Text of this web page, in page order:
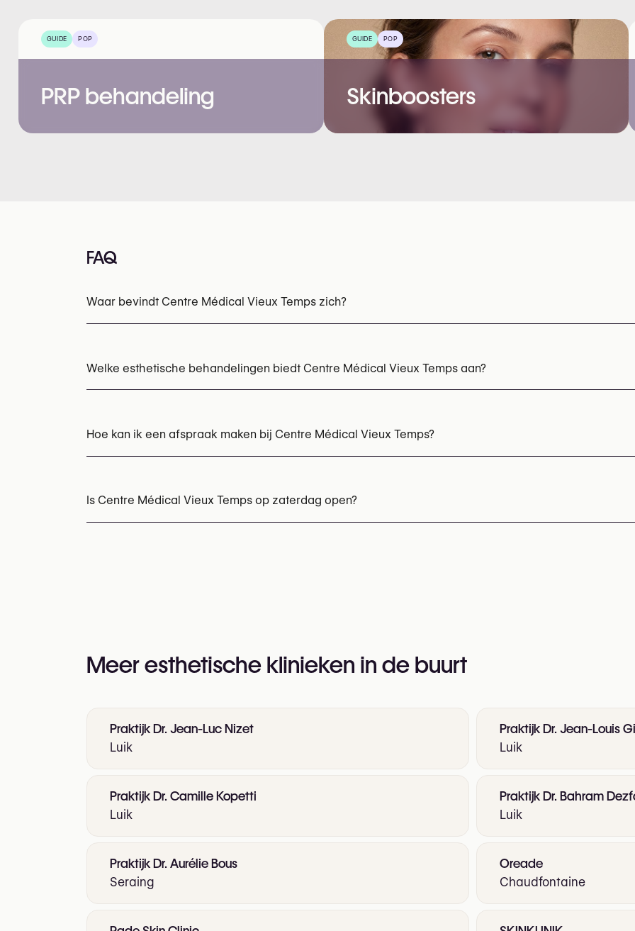
GUIDE POP
PRP behandeling
GUIDE POP
Skinboosters
FAQ
Waar bevindt Centre Médical Vieux Temps zich?
Welke esthetische behandelingen biedt Centre Médical Vieux Temps aan?
Hoe kan ik een afspraak maken bij Centre Médical Vieux Temps?
U kunt ook hun website bezoeken voor meer informatie:
Is Centre Médical Vieux Temps op zaterdag open?
Meer esthetische klinieken in de buurt
Praktijk Dr. Jean-Luc Nizet
Luik
Praktijk Dr. Jean-Louis
Luik
Praktijk Dr. Camille Kopetti
Luik
Praktijk Dr. Bahram
Luik
Praktijk Dr. Aurélie Bous
Seraing
Oreade
Chaudfontaine